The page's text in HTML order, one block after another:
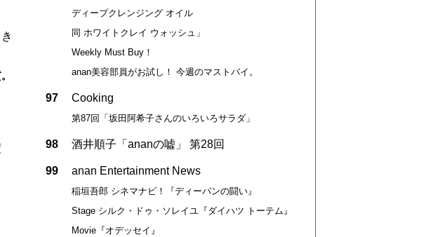
ディープクレンジング オイル
同 ホワイトクレイ ウォッシュ」
Weekly Must Buy！
anan美容部員がお試し！ 今週のマストバイ。
97 Cooking
第87回「坂田阿希子さんのいろいろサラダ」
98 酒井順子「ananの嘘」 第28回
99 anan Entertainment News
稲垣吾郎 シネマナビ！『ディーパンの闘い』
Stage シルク・ドゥ・ソレイユ『ダイハツ トーテム』
Movie『オデッセイ』